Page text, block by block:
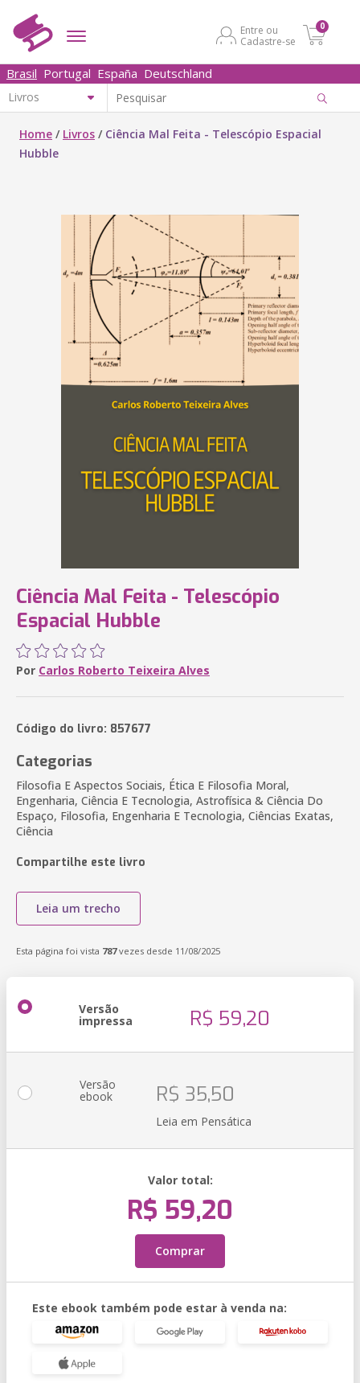
Entre ou
Cadastre-se
0
Brasil Portugal España Deutschland
Home / Livros / Ciência Mal Feita - Telescópio Espacial
Hubble
Ciência Mal Feita - Telescópio
Espacial Hubble
Por Carlos Roberto Teixeira Alves
Código do livro: 857677
Categorias
Filosofia E Aspectos Sociais, Ética E Filosofia Moral,
Engenharia, Ciência E Tecnologia, Astrofísica & Ciência Do
Espaço, Filosofia, Engenharia E Tecnologia, Ciências Exatas,
Ciência
Compartilhe este livro
Leia um trecho
Esta página foi vista 787vezes desde 11/08/2025
Versão
impressa R$ 59,20
Versão
ebook R$ 35,50
Leia em Pensática
Valor total:
R$ 59,20
Comprar
Este ebook também pode estar à venda na: